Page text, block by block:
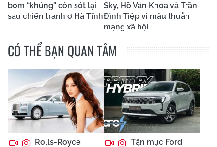
bom “khủng” còn sót lại
sau chiến tranh ở Hà Tĩnh
Sky, Hồ Văn Khoa và Trần
Đình Tiệp vì mâu thuẫn
mạng xã hội
CÓ THỂ BẠN QUAN TÂM
Rolls-Royce
Tận mục Ford